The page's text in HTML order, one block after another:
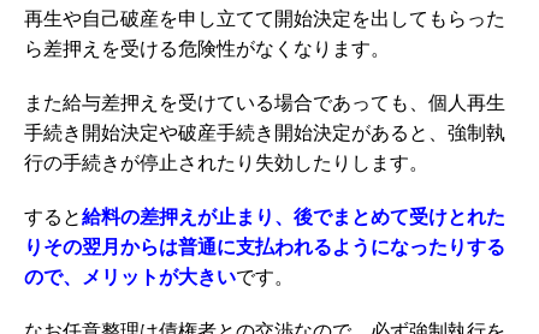
再生や自己破産を申し立てて開始決定を出してもらった
ら差押えを受ける危険性がなくなります。
また給与差押えを受けている場合であっても、個人再生
手続き開始決定や破産手続き開始決定があると、強制執
行の手続きが停止されたり失効したりします。
すると給料の差押えが止まり、後でまとめて受けとれた
りその翌月からは普通に支払われるようになったりする
ので、メリットが大きいです。